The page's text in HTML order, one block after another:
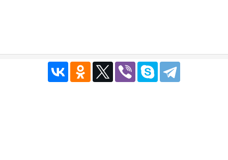
Публичный договор